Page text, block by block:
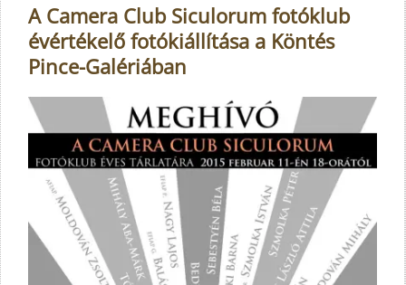
A Camera Club Siculorum fotóklub
évértékelő fotókiállítása a Köntés
Pince-Galériában